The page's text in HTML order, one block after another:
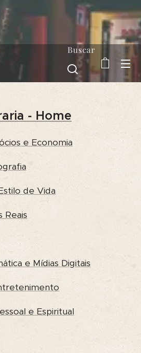
Buscar
- Home
e Economia
de Vida
Reais
e Mídias Digitais
e Espiritual